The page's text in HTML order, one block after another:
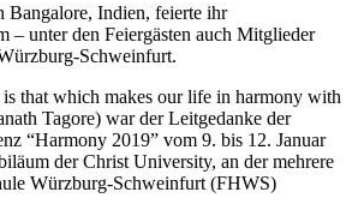
Indien, feierte ihr
– unter den Feiergästen auch Mitglieder
Schweinfurt.
is that which makes our life in harmony with
Tagore) war der Leitgedanke der
“Harmony 2019” vom 9. bis 12. Januar
der Christ University, an der mehrere
Würzburg-Schweinfurt (FHWS)